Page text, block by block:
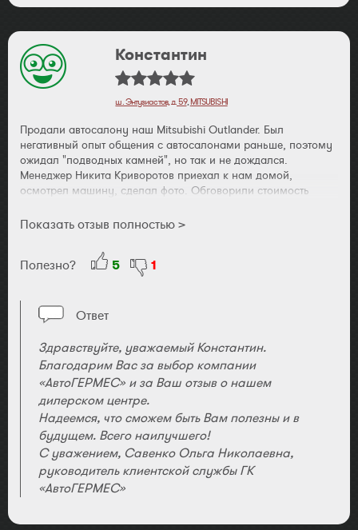
Константин
ш. Энтузиастов, д. 59,MITSUBISHI
Продали автосалону наш Mitsubishi Outlander. Был
негативный опыт общения с автосалонами раньше, поэтому
ожидал "подводных камней", но так и не дождался.
Менеджер Никита Криворотов приехал к нам домой,
осмотрел машину, сделал фото. Обговорили стоимость
дней Никита перезвонил, запросил фото документов и
оформление сделки. Весь процесс в салоне занял меньше
двух часов, деньги выплатили наличными. Никите -
персональное "спасибо" от меня и супруги, приятно было
общаться (и простите за недоверчивость с моей стороны).
Показать отзыв полностью >
Полезно? 5 1
Ответ
Здравствуйте, уважаемый Константин.
Благодарим Вас за выбор компании
«АвтоГЕРМЕС» и за Ваш отзыв о нашем
дилерском центре.
Надеемся, что сможем быть Вам полезны и в
будущем. Всего наилучшего!
С уважением, Савенко Ольга Николаевна,
руководитель клиентской службы ГК
«АвтоГЕРМЕС»